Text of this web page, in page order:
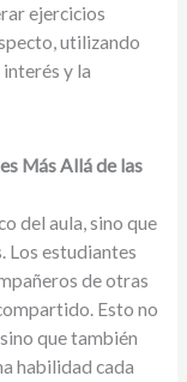
ejercicios
utilizando
y la
Más Allá de las
del aula, sino que
Los estudiantes
de otras
Esto no
que también
habilidad cada